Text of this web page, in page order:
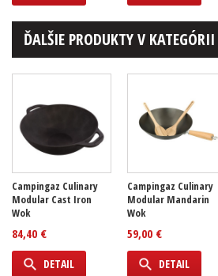
ĎALŠIE PRODUKTY V KATEGÓRII
Campingaz Culinary
Modular Cast Iron
Wok
84,40 €
DETAIL
Campingaz Culinary
Modular Mandarin
Wok
59,00 €
DETAIL